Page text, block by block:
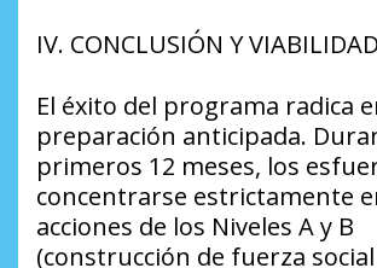
​IV. CONCLUSIÓN Y VIABILIDAD
​El éxito del programa radica
preparación anticipada.
primeros 12 meses, los
concentrarse estrictamente
acciones de los Niveles A y B
(construcción de fuerza